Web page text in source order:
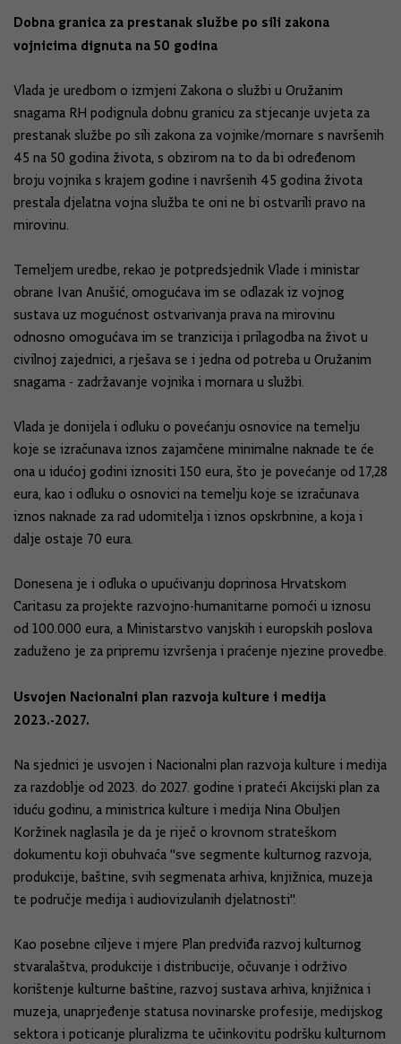
Dobna granica za prestanak službe po sili zakona
vojnicima dignuta na 50 godina
Vlada je uredbom o izmjeni Zakona o službi u Oružanim
snagama RH podignula dobnu granicu za stjecanje uvjeta za
prestanak službe po sili zakona za vojnike/mornare s navršenih
45 na 50 godina života, s obzirom na to da bi određenom
broju vojnika s krajem godine i navršenih 45 godina života
prestala djelatna vojna služba te oni ne bi ostvarili pravo na
mirovinu.
Temeljem uredbe, rekao je potpredsjednik Vlade i ministar
obrane Ivan Anušić, omogućava im se odlazak iz vojnog
sustava uz mogućnost ostvarivanja prava na mirovinu
odnosno omogućava im se tranzicija i prilagodba na život u
civilnoj zajednici, a rješava se i jedna od potreba u Oružanim
snagama - zadržavanje vojnika i mornara u službi.
Vlada je donijela i odluku o povećanju osnovice na temelju
koje se izračunava iznos zajamčene minimalne naknade te će
ona u idućoj godini iznositi 150 eura, što je povećanje od 17,28
eura, kao i odluku o osnovici na temelju koje se izračunava
iznos naknade za rad udomitelja i iznos opskrbnine, a koja i
dalje ostaje 70 eura.
Donesena je i odluka o upućivanju doprinosa Hrvatskom
Caritasu za projekte razvojno-humanitarne pomoći u iznosu
od 100.000 eura, a Ministarstvo vanjskih i europskih poslova
zaduženo je za pripremu izvršenja i praćenje njezine provedbe.
Usvojen Nacionalni plan razvoja kulture i medija
2023.-2027.
Na sjednici je usvojen i Nacionalni plan razvoja kulture i medija
za razdoblje od 2023. do 2027. godine i prateći Akcijski plan za
iduću godinu, a ministrica kulture i medija Nina Obuljen
Koržinek naglasila je da je riječ o krovnom strateškom
dokumentu koji obuhvaća "sve segmente kulturnog razvoja,
produkcije, baštine, svih segmenata arhiva, knjižnica, muzeja
te područje medija i audiovizulanih djelatnosti".
Kao posebne ciljeve i mjere Plan predviđa razvoj kulturnog
stvaralaštva, produkcije i distribucije, očuvanje i održivo
korištenje kulturne baštine, razvoj sustava arhiva, knjižnica i
muzeja, unaprjeđenje statusa novinarske profesije, medijskog
sektora i poticanje pluralizma te učinkovitu podršku kulturnom